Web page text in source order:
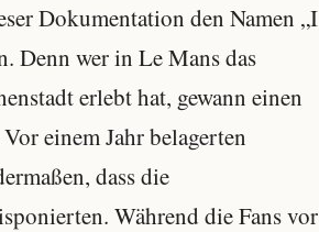
Dokumentation den Namen „I
Denn wer in Le Mans das
erlebt hat, gewann einen
einem Jahr belagerten
dass die
Während die Fans vor